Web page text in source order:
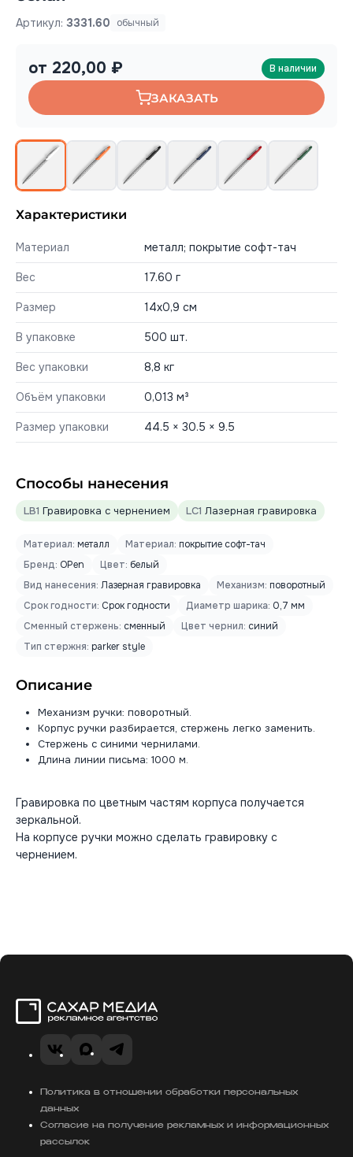
Артикул: 3331.60 обычный
от 220,00 ₽ В наличии
ЗАКАЗАТЬ
Характеристики
Материал металл; покрытие софт-тач
Вес 17.60 г
Размер 14х0,9 см
В упаковке 500 шт.
Вес упаковки 8,8 кг
Объём упаковки 0,013 м³
Размер упаковки 44.5 × 30.5 × 9.5
Способы нанесения
LB1 Гравировка с чернением LC1 Лазерная гравировка
Материал: металл Материал: покрытие софт-тач
Бренд: OPen Цвет: белый
Вид нанесения: Лазерная гравировка Механизм: поворотный
Срок годности: Срок годности Диаметр шарика: 0,7 мм
Сменный стержень: сменный Цвет чернил: синий
Тип стержня: parker style
Описание
Механизм ручки: поворотный.
Корпус ручки разбирается, стержень легко заменить.
Стержень с синими чернилами.
Длина линии письма: 1000 м.
Гравировка по цветным частям корпуса получается
зеркальной.
На корпусе ручки можно сделать гравировку с
чернением.
VK MAXTelegram
Политика в отношении обработки персональных
данных
Согласие на получение рекламных и информационных
рассылок